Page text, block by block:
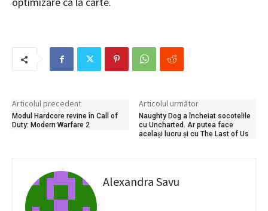
Articolul precedent
Modul Hardcore revine în Call of
Duty: Modern Warfare 2
Articolul următor
Naughty Dog a încheiat socotelile
cu Uncharted. Ar putea face
același lucru și cu The Last of Us
Alexandra Savu